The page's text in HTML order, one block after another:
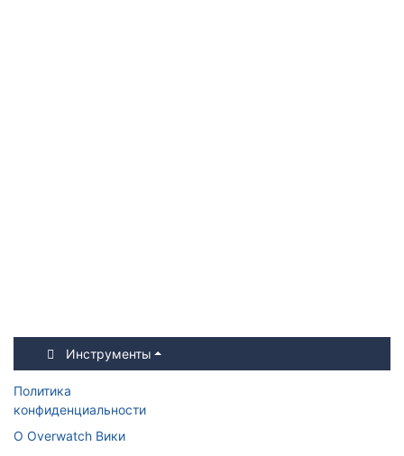
Инструменты
Политика
конфиденциальности
О Overwatch Вики